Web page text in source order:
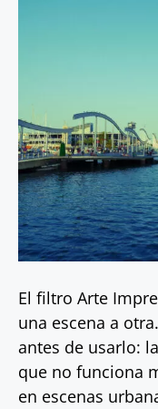
El filtro Arte
una escena a
antes de usarlo:
que no funciona
en escenas